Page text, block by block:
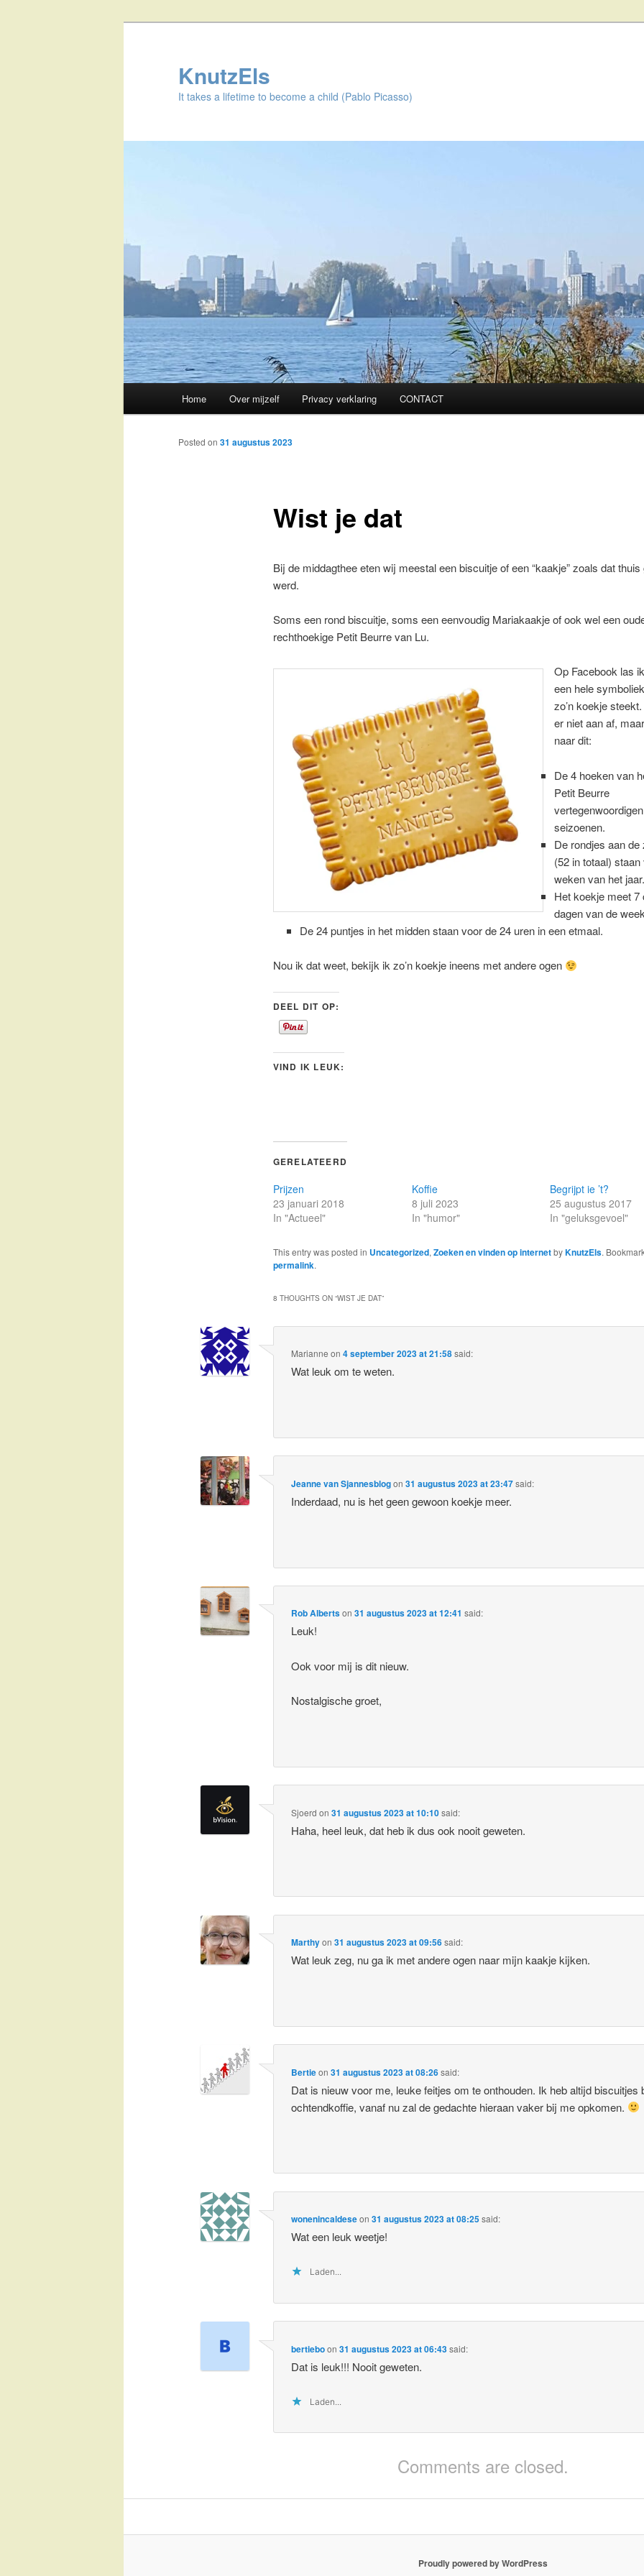
KnutzEls
It takes a lifetime to become a child (Pablo Picasso)
Skip
to
Home Over mijzelf Privacy verklaring CONTACT
Wist je dat
Posted on 31 augustus 2023
Bij de middagthee eten wij meestal een biscuitje of een “kaakje” zoals dat
werd.
Soms een rond biscuitje, soms een eenvoudig Mariakaakje of ook wel een
rechthoekige Petit Beurre van Lu.
Op Facebook las
een hele
zo’n koekje
er niet aan af,
naar dit:
De 4 hoeken van
Petit Beurre
seizoenen.
De rondjes aan de
(52 in totaal)
weken van het jaar.
Het koekje meet 7
dagen van de
De 24 puntjes in het midden staan voor de 24 uren in een etmaal.
Nou ik dat weet, bekijk ik zo’n koekje ineens met andere ogen
DEEL DIT OP:
VIND IK LEUK:
GERELATEERD
Prijzen
23 januari 2018
In "Actueel"
Koffie
8 juli 2023
In "humor"
Begrijpt ie ’t?
25 augustus 2017
In "geluksgevoel"
This entry was posted in Uncategorized, Zoeken en vinden op internetbyKnutzEls.
permalink.
8 THOUGHTS ON “WIST JE DAT”
Marianne on4 september 2023 at 21:58said:
Wat leuk om te weten.
Jeanne van Sjannesblogon31 augustus 2023 at 23:47said:
Inderdaad, nu is het geen gewoon koekje meer.
Rob Albertson31 augustus 2023 at 12:41 said:
Leuk!
Ook voor mij is dit nieuw.
Nostalgische groet,
Sjoerd on31 augustus 2023 at 10:10said:
Haha, heel leuk, dat heb ik dus ook nooit geweten.
Marthyon31 augustus 2023 at 09:56said:
Wat leuk zeg, nu ga ik met andere ogen naar mijn kaakje kijken.
Bertieon31 augustus 2023 at 08:26said:
Dat is nieuw voor me, leuke feitjes om te onthouden. Ik heb altijd biscuitjes
ochtendkoffie, vanaf nu zal de gedachte hieraan vaker bij me opkomen.
wonenincaldeseon31 augustus 2023 at 08:25said:
Wat een leuk weetje!
Laden...
bertieboon31 augustus 2023 at 06:43said:
Dat is leuk!!! Nooit geweten.
Laden...
Comments are closed.
Proudly powered by WordPress